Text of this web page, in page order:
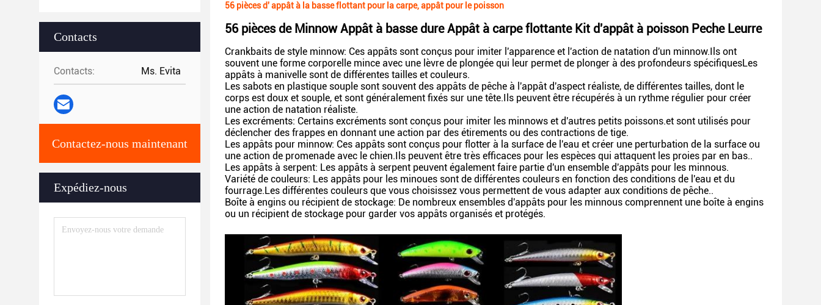
Contacts
Contacts: Ms. Evita
Contactez-nous maintenant
Expédiez-nous
56 pièces d' appât à la basse flottant pour la carpe, appât pour le poisson
56 pièces de Minnow Appât à basse dure Appât à carpe flottante Kit d'appât à poisson Peche Leurre
Crankbaits de style minnow: Ces appâts sont conçus pour imiter l'apparence et l'action de natation d'un minnow.Ils ont
souvent une forme corporelle mince avec une lèvre de plongée qui leur permet de plonger à des profondeurs spécifiquesLes
appâts à manivelle sont de différentes tailles et couleurs.
Les sabots en plastique souple sont souvent des appâts de pêche à l'appât d'aspect réaliste, de différentes tailles, dont le
corps est doux et souple, et sont généralement fixés sur une tête.Ils peuvent être récupérés à un rythme régulier pour créer
une action de natation réaliste.
Les excréments: Certains excréments sont conçus pour imiter les minnows et d'autres petits poissons.et sont utilisés pour
déclencher des frappes en donnant une action par des étirements ou des contractions de tige.
Les appâts pour minnow: Ces appâts sont conçus pour flotter à la surface de l'eau et créer une perturbation de la surface ou
une action de promenade avec le chien.Ils peuvent être très efficaces pour les espèces qui attaquent les proies par en bas..
Les appâts à serpent: Les appâts à serpent peuvent également faire partie d'un ensemble d'appâts pour les minnous.
Variété de couleurs: Les appâts pour les minoues sont de différentes couleurs en fonction des conditions de l'eau et du
fourrage.Les différentes couleurs que vous choisissez vous permettent de vous adapter aux conditions de pêche..
Boîte à engins ou récipient de stockage: De nombreux ensembles d'appâts pour les minnous comprennent une boîte à engins
ou un récipient de stockage pour garder vos appâts organisés et protégés.